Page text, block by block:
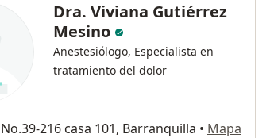
Dra. Viviana Gutiérrez
Mesino
Anestesiólogo, Especialista en
tratamiento del dolor
216 casa 101, Barranquilla • Mapa